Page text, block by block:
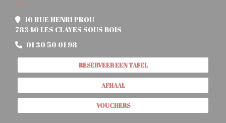
10 RUE HENRI PROU
78340 LES CLAYES SOUS BOIS
01 30 50 01 98
RESERVEER EEN TAFEL
AFHAAL
VOUCHERS